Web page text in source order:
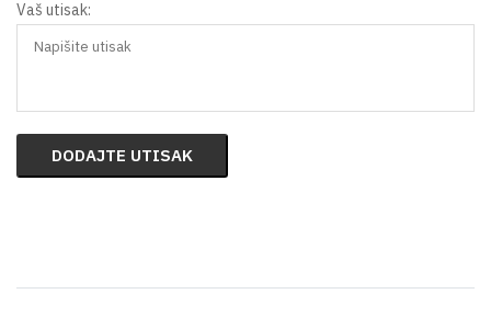
Vaš utisak:
DODAJTE UTISAK